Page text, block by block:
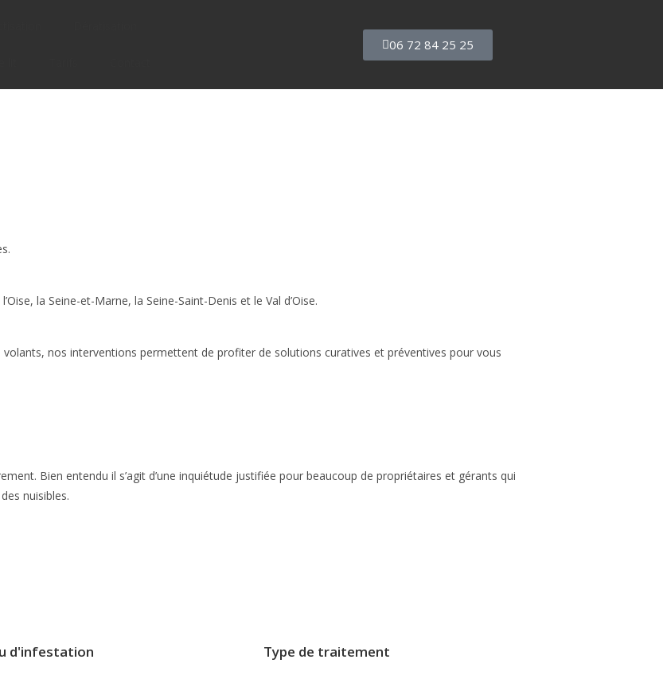
06 72 84 25 25
la Seine-et-Marne, la Seine-Saint-Denis et le Val d’Oise.
nos interventions permettent de profiter de solutions curatives et préventives pour vous
Bien entendu il s’agit d’une inquiétude justifiée pour beaucoup de propriétaires et gérants qui
nuisibles.
d'infestation Type de traitement